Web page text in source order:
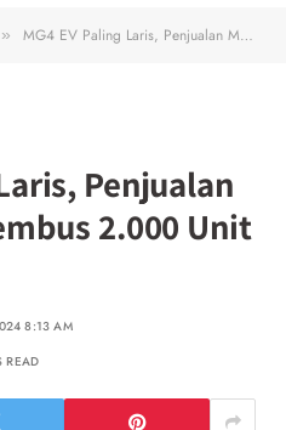
» MG4 EV Paling Laris, Penjualan Mobil Listrik Tembus 2.000 Unit di Indonesia
Penjualan
2.000 Unit
8:13 AM
READ